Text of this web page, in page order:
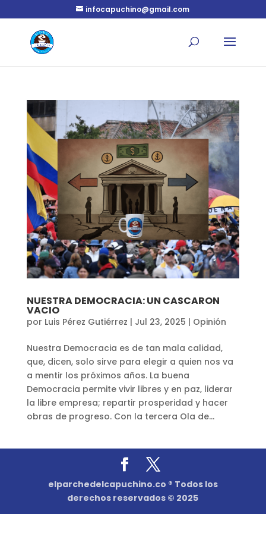
infocapuchino@gmail.com
NUESTRA DEMOCRACIA: UN CASCARON
VACIO
por Luis Pérez Gutiérrez | Jul 23, 2025 | Opinión
Nuestra Democracia es de tan mala calidad,
que, dicen, solo sirve para elegir a quien nos va
a mentir los próximos años. La buena
Democracia permite vivir libres y en paz, liderar
la libre empresa; repartir prosperidad y hacer
obras de progreso. Con la tercera Ola de...
elparchedelcapuchino.co ® Todos los
derechos reservados © 2025